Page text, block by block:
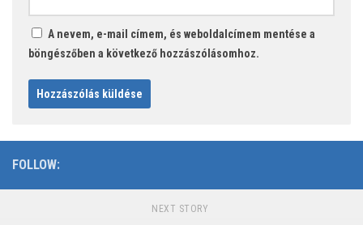
A nevem, e-mail címem, és weboldalcímem mentése a
böngészőben a következő hozzászólásomhoz.
FOLLOW:
NEXT STORY